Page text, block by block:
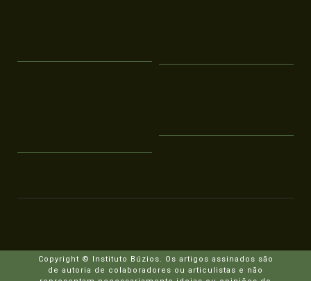
Copyright © Instituto Búzios. Os artigos assinados são
de autoria de colaboradores ou articulistas e não